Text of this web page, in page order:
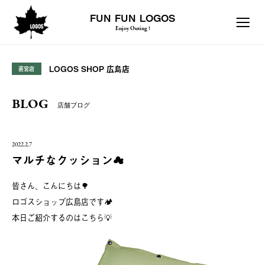
FUN FUN LOGOS
Enjoy Outing !
直営店 LOGOS SHOP 広島店
BLOG 店舗ブログ
2022.2.7
マルチなクッション☁️
皆さん、こんにちは🌳
ロゴスショップ広島店です🏕
本日ご紹介するのはこちら💡